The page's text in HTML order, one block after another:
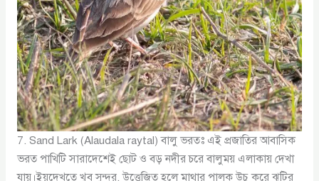
7. Sand Lark (Alaudala raytal) বালু ভরতঃ এই প্রজাতির আবাসিক
ভরত পাখিটি সারাদেশেই ছোট ও বড় নদীর চরে বালুময় এলাকায় দেখা
যায়।ইয়দেখতে খুব সুন্দর, উত্তেজিত হলে মাথার পালক উচু করে ঝুটির